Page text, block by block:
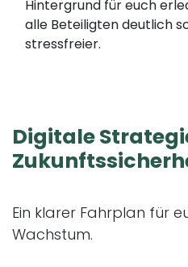
Hintergrund für euch
alle Beteiligten deutlich
stressfreier.
Digitale
Ein klarer Fahrplan für
Wachstum.